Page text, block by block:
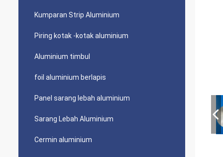
Kumparan Strip Aluminium
Piring kotak -kotak aluminium
Aluminium timbul
foil aluminium berlapis
Panel sarang lebah aluminium
Sarang Lebah Aluminium
Cermin aluminium